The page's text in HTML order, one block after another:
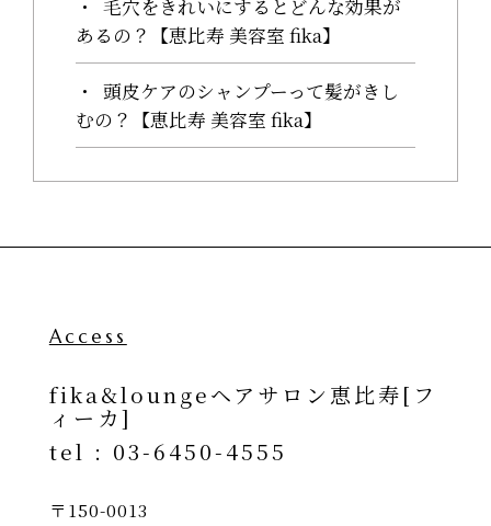
毛穴をきれいにするとどんな効果が
あるの？【恵比寿 美容室 fika】
頭皮ケアのシャンプーって髪がきし
むの？【恵比寿 美容室 fika】
Access
fika&loungeヘアサロン恵比寿[フ
ィーカ]
tel : 03-6450-4555
〒150-0013